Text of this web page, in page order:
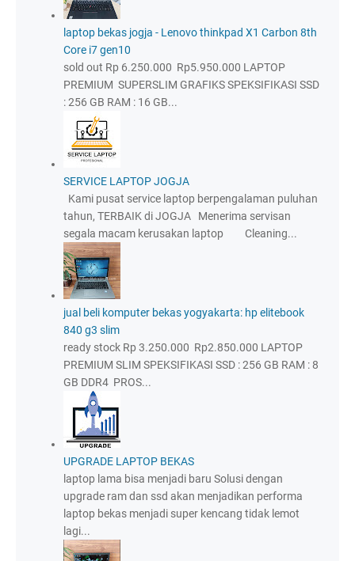
laptop bekas jogja - Lenovo thinkpad X1 Carbon 8th
Core i7 gen10
sold out Rp 6.250.000 Rp5.950.000 LAPTOP
PREMIUM SUPERSLIM GRAFIKS SPEKSIFIKASI SSD
: 256 GB RAM : 16 GB...
SERVICE LAPTOP JOGJA
Kami pusat service laptop berpengalaman puluhan
tahun, TERBAIK di JOGJA Menerima servisan
segala macam kerusakan laptop Cleaning...
jual beli komputer bekas yogyakarta: hp elitebook
840 g3 slim
ready stock Rp 3.250.000 Rp2.850.000 LAPTOP
PREMIUM SLIM SPEKSIFIKASI SSD : 256 GB RAM : 8
GB DDR4 PROS...
UPGRADE LAPTOP BEKAS
laptop lama bisa menjadi baru Solusi dengan
upgrade ram dan ssd akan menjadikan performa
laptop bekas menjadi super kencang tidak lemot
lagi...